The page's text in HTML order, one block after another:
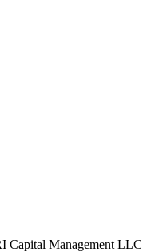
Management LLC